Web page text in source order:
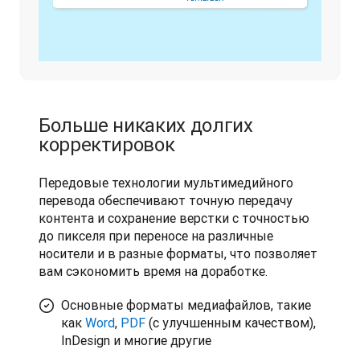
Больше никаких долгих
корректировок
Передовые технологии мультимедийного
перевода обеспечивают точную передачу
контента и сохранение верстки с точностью
до пикселя при переносе на различные
носители и в разные форматы, что позволяет
вам сэкономить время на доработке.
Основные форматы медиафайлов, такие
как Word, PDF (с улучшенным качеством),
InDesign и многие другие